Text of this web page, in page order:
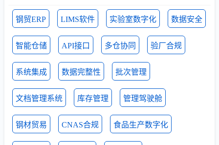
钢贸ERP LIMS软件 实验室数字化 数据安全
智能仓储 API接口 多仓协同 验厂合规
系统集成 数据完整性 批次管理
文档管理系统 库存管理 管理驾驶舱
钢材贸易 CNAS合规 食品生产数字化